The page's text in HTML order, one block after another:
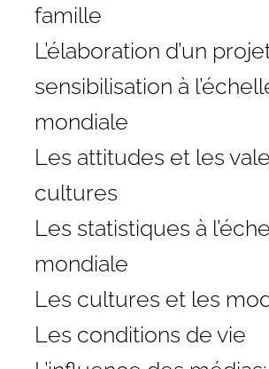
famille
L’élaboration d’un
sensibilisation à
mondiale
Les attitudes et les
cultures
Les statistiques à
mondiale
Les cultures et les
Les conditions de vie